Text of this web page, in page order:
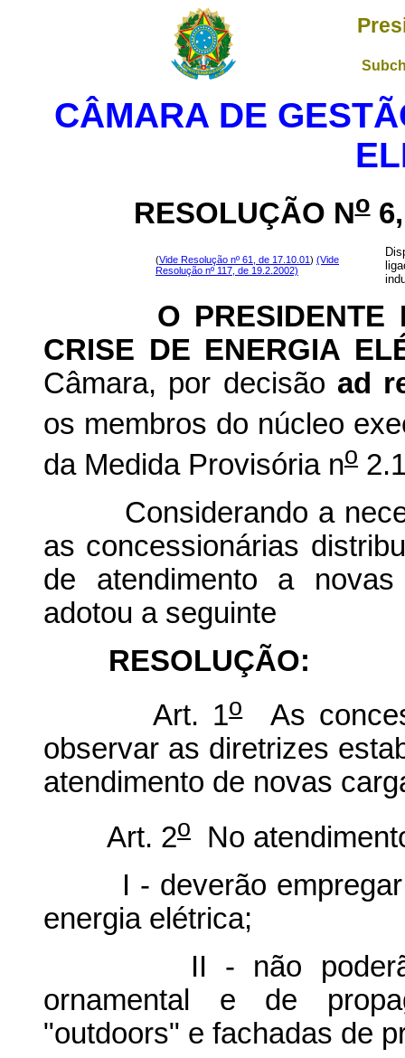
CÂMARA DE
RESOLUÇÃO No6,
(Vide Resolução nº 61, de 17.10.01) (Vide
Resolução nº 117, de 19.2.2002)
O PRESIDENTE
CRISE DE ENERGIA
Câmara, por decisão ad
os membros do núcleo
da Medida Provisória no
Considerando a
as concessionárias
de atendimento a
adotou a seguinte
RESOLUÇÃO:
Art. 1oAs
observar as diretrizes
atendimento de novas
Art. 2o
No
I - deverão empregar
energia elétrica;
II - não poderão
ornamental e de
"outdoors" e fachadas de